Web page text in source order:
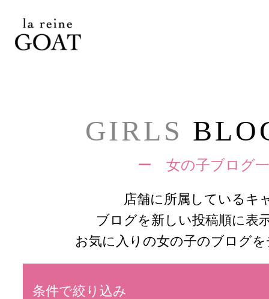
GIRLS
ー 女の子ブログ
店舗に所属しているキ
ブログを新しい投稿順に表
お気に入りの女の子のブログ
条件で絞り込み